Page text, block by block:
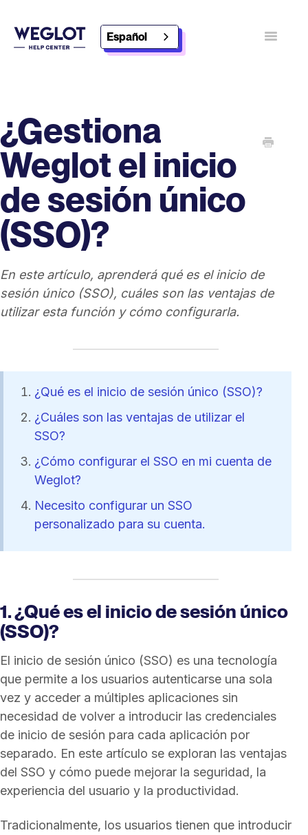
Español
Alternar
¿Gestiona
Weglot el inicio
de sesión único
(SSO)?
En este artículo, aprenderá qué es el inicio de
sesión único (SSO), cuáles son las ventajas de
utilizar esta función y cómo configurarla.
¿Qué es el inicio de sesión único (SSO)?
¿Cuáles son las ventajas de utilizar el
SSO?
¿Cómo configurar el SSO en mi cuenta de
Weglot?
Necesito configurar un SSO
personalizado para su cuenta.
1. ¿Qué es el inicio de sesión único
(SSO)?
El inicio de sesión único (SSO) es una tecnología
que permite a los usuarios autenticarse una sola
vez y acceder a múltiples aplicaciones sin
necesidad de volver a introducir las credenciales
de inicio de sesión para cada aplicación por
separado. En este artículo se exploran las ventajas
del SSO y cómo puede mejorar la seguridad, la
experiencia del usuario y la productividad.
Tradicionalmente, los usuarios tienen que introducir